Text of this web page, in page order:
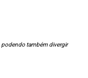
podendo também divergir